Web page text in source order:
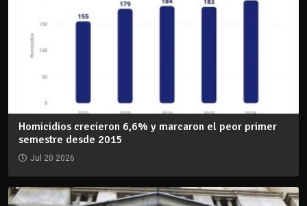
Homicidios crecieron 6,6% y marcaron el peor primer
semestre desde 2015
Jul 20 2026